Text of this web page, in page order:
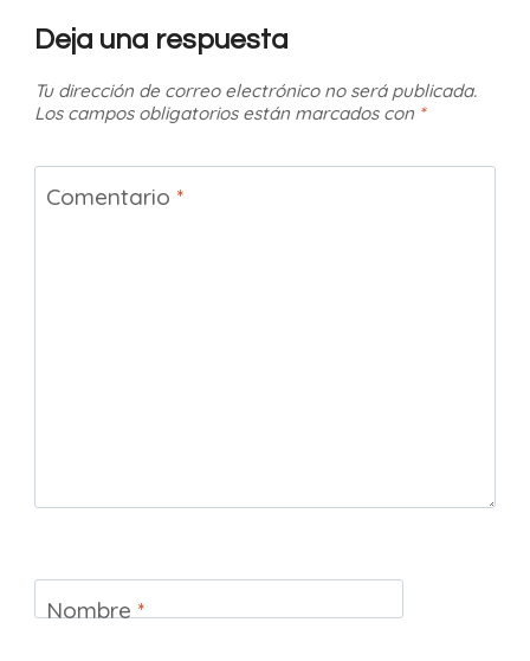
Deja una respuesta
Tu dirección de correo electrónico no será publicada.
Los campos obligatorios están marcados con *
Comentario *
Nombre *